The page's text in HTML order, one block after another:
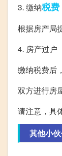
3. 缴纳税费
根据房产局
4. 房产过户
缴纳税费后
双方进行房
请注意，具
其他小